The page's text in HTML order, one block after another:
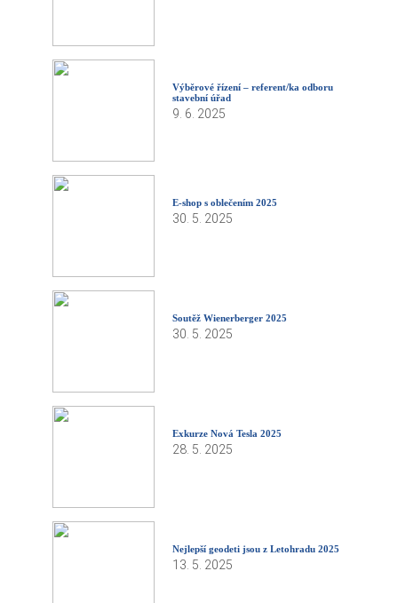
Výběrové řízení – referent/ka odboru
stavební úřad
9. 6. 2025
E-shop s oblečením 2025
30. 5. 2025
Soutěž Wienerberger 2025
30. 5. 2025
Exkurze Nová Tesla 2025
28. 5. 2025
Nejlepší geodeti jsou z Letohradu 2025
13. 5. 2025